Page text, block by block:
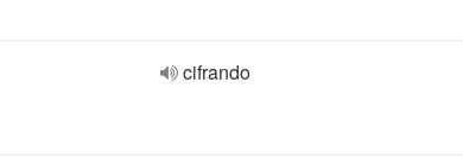
cifrando